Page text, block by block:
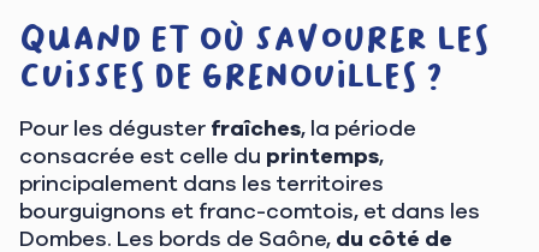
Quand et où savourer les
cuisses de grenouilles ?
Pour les déguster fraîches, la période
consacrée est celle du printemps,
principalement dans les territoires
bourguignons et franc-comtois, et dans les
Dombes. Les bords de Saône, du côté de